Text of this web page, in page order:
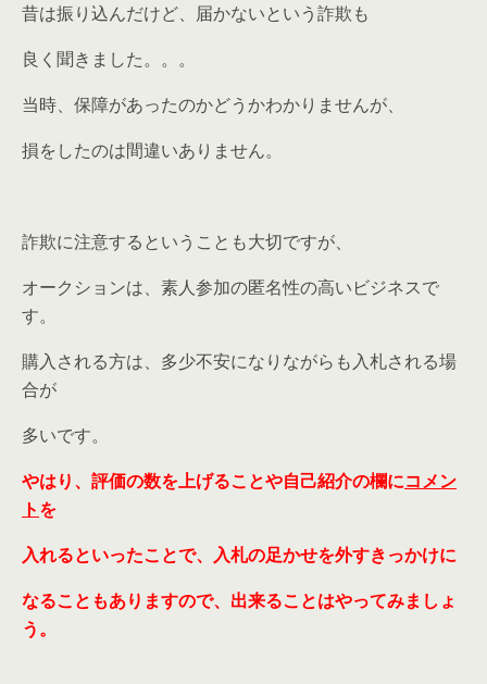
昔は振り込んだけど、届かないという詐欺も
良く聞きました。。。
当時、保障があったのかどうかわかりませんが、
損をしたのは間違いありません。
詐欺に注意するということも大切ですが、
オークションは、素人参加の匿名性の高いビジネスで
す。
購入される方は、多少不安になりながらも入札される場
合が
多いです。
やはり、評価の数を上げることや自己紹介の欄にコメン
トを
入れるといったことで、入札の足かせを外すきっかけに
なることもありますので、出来ることはやってみましょ
う。